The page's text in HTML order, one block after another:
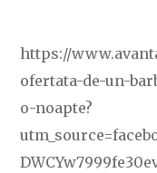
https://
ofertata-de-un-
o-noapte?